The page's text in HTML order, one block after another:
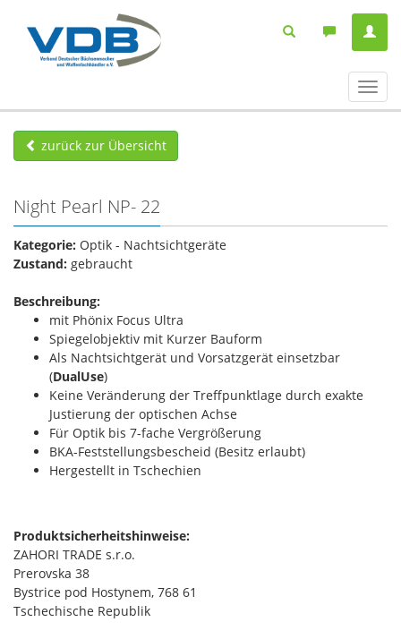
ein-/
zurück zur Übersicht
Night Pearl NP- 22
Kategorie: Optik - Nachtsichtgeräte
Zustand: gebraucht
Beschreibung:
mit Phönix Focus Ultra
Spiegelobjektiv mit Kurzer Bauform
Als Nachtsichtgerät und Vorsatzgerät einsetzbar
(DualUse)
Keine Veränderung der Treffpunktlage durch exakte
Justierung der optischen Achse
Für Optik bis 7-fache Vergrößerung
BKA-Feststellungsbescheid (Besitz erlaubt)
Hergestellt in Tschechien
Produktsicherheitshinweise:
ZAHORI TRADE s.r.o.
Prerovska 38
Bystrice pod Hostynem, 768 61
Tschechische Republik​